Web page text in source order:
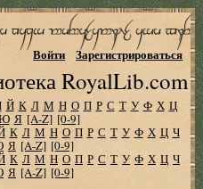
RoyalLib.com
Войти Зарегистрироваться
Й К Л М Н О П Р С Т У Ф Х Ц
Я [A-Z] [0-9]
К Л М Н О П Р С Т У Ф Х Ц Ч
Я [A-Z] [0-9]
К Л М Н О П Р С Т У Ф Х Ц Ч
Я [A-Z] [0-9]